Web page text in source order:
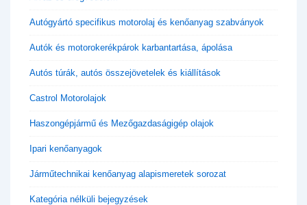
Autógyártó specifikus motorolaj és kenőanyag szabványok
Autók és motorokerékpárok karbantartása, ápolása
Autós túrák, autós összejövetelek és kiállítások
Castrol Motorolajok
Haszongépjármű és Mezőgazdaságigép olajok
Ipari kenőanyagok
Járműtechnikai kenőanyag alapismeretek sorozat
Kategória nélküli bejegyzések